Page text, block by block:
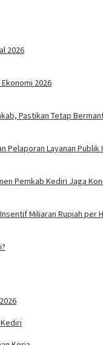
2026
2026
Pastikan Tetap
Layanan Publik
Pemkab Kediri Jaga
Miliaran Rupiah per